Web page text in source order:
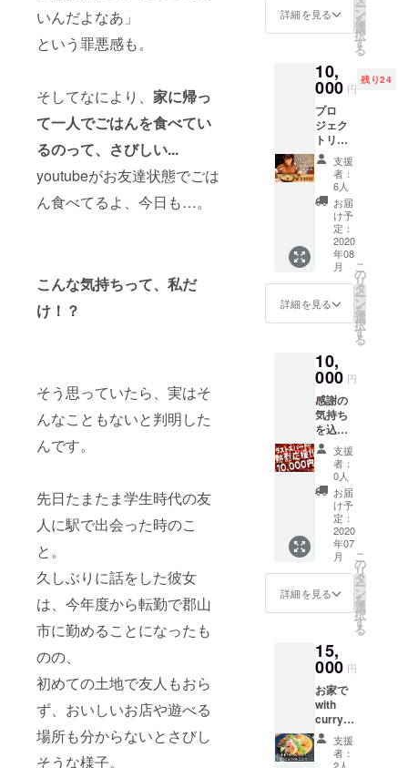
いんだよなあ」
という罪悪感も。
そしてなにより、 家に帰っ
て一人でごはんを食べてい
るのって、さびしい...
youtubeがお友達状態でごは
ん食べてるよ、今日も…。
こんな気持ちって、私だ
け！？
そう思っていたら、実はそ
んなこともないと判明した
んです。
先日たまたま学生時代の友
人に駅で出会った時のこ
と。
久しぶりに話をした彼女
は、今年度から転勤で郡山
市に勤めることになったも
のの、
初めての土地で友人もおら
ず、おいしいお店や遊べる
場所も分からないとさびし
そうな様子。
営業不
可能と
払い戻
しは致
しませ
ん。
こちら
お届け
しま
す。 ※
指定住
所へお
送りし
ます
（送料
み）。
※リター
ンは
2020年
7月1日
から順
けを開
始し、
までに
お届け
しま
す。
8月31日
す。
菜セッ
トと、
ンクス
メー
ル、オ
リジナ
ルス
テッ
カーを
お届け
しま
す。み
ゆきが
感動し
た福島
の野菜
を、ご
自宅で
ぜひ味
田シェ
フの、
おいし
く食べ
るスペ
シャル
レシピ
き！！
※指定住
所へ発
送いた
します
（送料
込
み）。
※画像は
す。野
菜は、
何が届
くかお
楽しみ
です。
※配送日
指定は
詳細を見る ー
ン
を
選
択
す
る
10,
000 円
残り24
プロ
ジェク
トリー
ダーみ
ゆき
と、
zoomで
オンラ
インサ
シごは
ん会し
ましょ
う！プ
ラス、
心を込
メー
ル、オ
リジナ
ルス
テッ
カーを
お送り
しま
す。 ※
みゆき
は、カ
レー以
外だ
と、餃
子とな
す味噌
炒めが
ご相談
のうえ
ます。
支援
者：
6人
お届
け予
定：
2020
年08
月
詳細を見る
こ
の
リ
タ
ー
ン
を
選
択
す
る
10,
000 円
感謝の
気持ち
を込め
て、店
長みゆ
きが全
力で書
いた、
直筆お
手紙
と、オ
リジナ
ルス
テッ
カー
お届け
しま
す。
支援
者：
0人
お届
け予
定：
2020
年07
月
詳細を見る
こ
の
リ
タ
ー
ン
を
選
択
す
る
15,
000 円
お家で
with
curryが
丸ごと
楽しめ
る、カ
支援
者：